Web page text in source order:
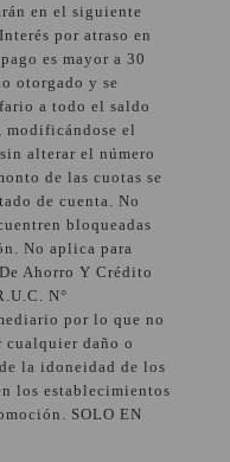
en el siguiente
por atraso en
es mayor a 30
otorgado y se
a todo el saldo
modificándose el
alterar el número
de las cuotas se
de cuenta. No
bloqueadas
No aplica para
Ahorro Y Crédito
N°
por lo que no
cualquier daño o
la idoneidad de los
los establecimientos
SOLO EN